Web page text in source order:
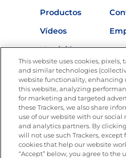
Productos
Vídeos
Nutrición
Únete a La
Recibe Nuevas Recetas,
SÍGUENOS EN LAS
This website uses cookies, pixels,
and similar technologies
website functionality, enhancing
this website, analyzing
for marketing and targeted
these Trackers, we also share
use of our website with our
and analytics partners. By
will not use such Trackers, except
cookies that help our website
“Accept” below, you agree to the